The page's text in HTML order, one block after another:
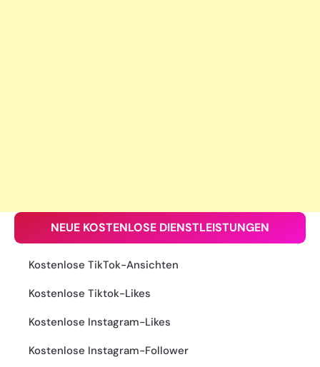
NEUE KOSTENLOSE DIENSTLEISTUNGEN
Kostenlose TikTok-Ansichten
Kostenlose Tiktok-Likes
Kostenlose Instagram-Likes
Kostenlose Instagram-Follower